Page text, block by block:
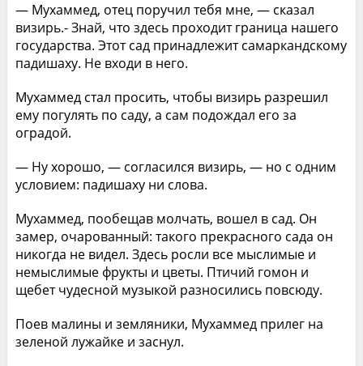
— Мухаммед, отец поручил тебя мне, — сказал
визирь.- Знай, что здесь проходит граница нашего
государства. Этот сад принадлежит самаркандскому
падишаху. Не входи в него.
Мухаммед стал просить, чтобы визирь разрешил
ему погулять по саду, а сам подождал его за
оградой.
— Ну хорошо, — согласился визирь, — но с одним
условием: падишаху ни слова.
Мухаммед, пообещав молчать, вошел в сад. Он
замер, очарованный: такого прекрасного сада он
никогда не видел. Здесь росли все мыслимые и
немыслимые фрукты и цветы. Птичий гомон и
щебет чудесной музыкой разносились повсюду.
Поев малины и земляники, Мухаммед прилег на
зеленой лужайке и заснул.